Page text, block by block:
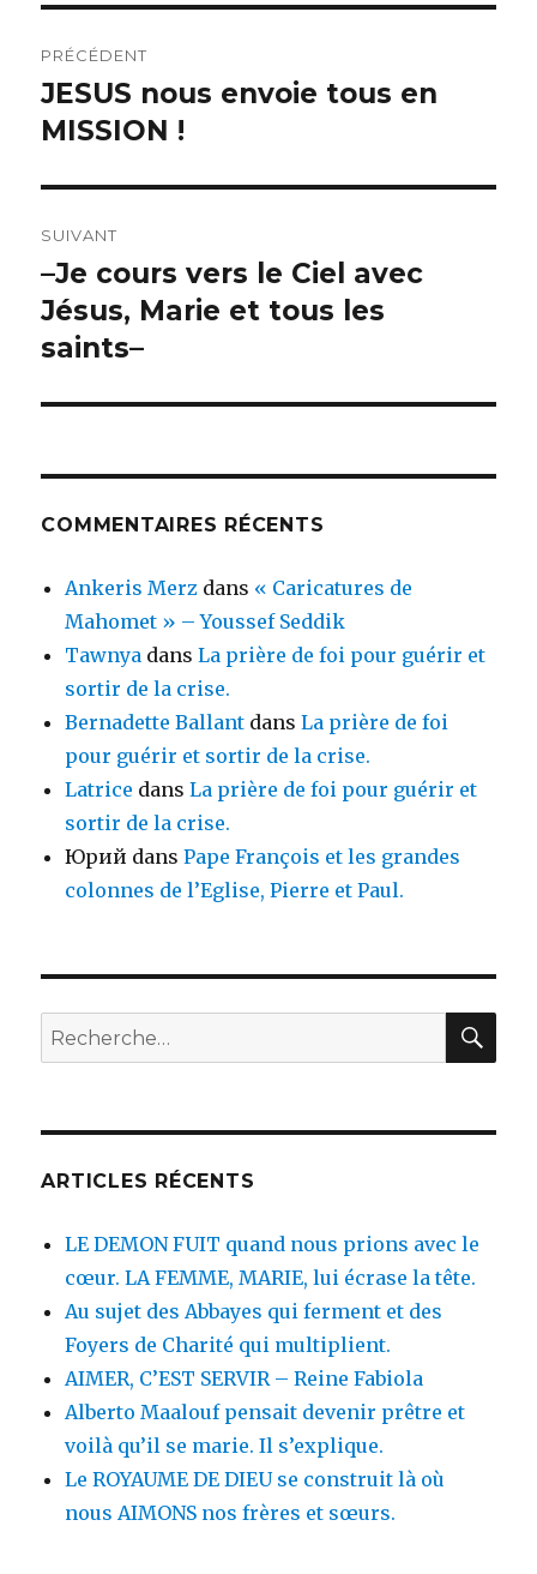
de
l’article
PRÉCÉDENT
Article
précédent :
JESUS nous envoie tous en
MISSION !
SUIVANT
Article
suivant :
–Je cours vers le Ciel avec
Jésus, Marie et tous les
saints–
COMMENTAIRES RÉCENTS
Ankeris Merz dans « Caricatures de
Mahomet » – Youssef Seddik
Tawnya dansLa prière de foi pour guérir et
sortir de la crise.
Bernadette Ballant dansLa prière de foi
pour guérir et sortir de la crise.
Latrice dansLa prière de foi pour guérir et
sortir de la crise.
Юрий dansPape François et les grandes
colonnes de l’Eglise, Pierre et Paul.
Recherche
pour
ARTICLES RÉCENTS
LE DEMON FUIT quand nous prions avec le
cœur. LA FEMME, MARIE, lui écrase la tête.
Au sujet des Abbayes qui ferment et des
Foyers de Charité qui multiplient.
AIMER, C’EST SERVIR – Reine Fabiola
Alberto Maalouf pensait devenir prêtre et
voilà qu’il se marie. Il s’explique.
Le ROYAUME DE DIEU se construit là où
nous AIMONS nos frères et sœurs.